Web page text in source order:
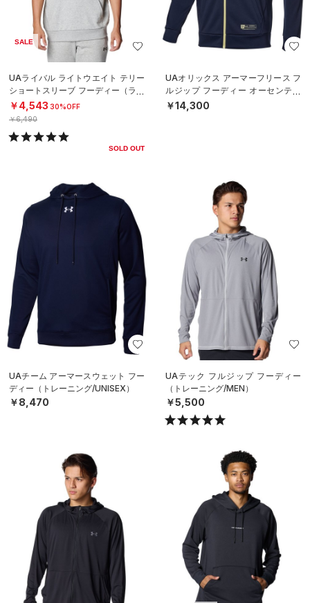
SALE
UAライバル ライトウエイト テリー
ショートスリーブ フーディー（ライ
フスタイル/MEN）
￥4,543 30%OFF
￥6,490
SOLD OUT
UAオリックス アーマーフリース フ
ルジップ フーディー オーセンティ
ック（ベースボール/MEN）
￥14,300
UAチーム アーマースウェット フー
ディー（トレーニング/UNISEX）
￥8,470
UAテック フルジップ フーディー
（トレーニング/MEN）
￥5,500